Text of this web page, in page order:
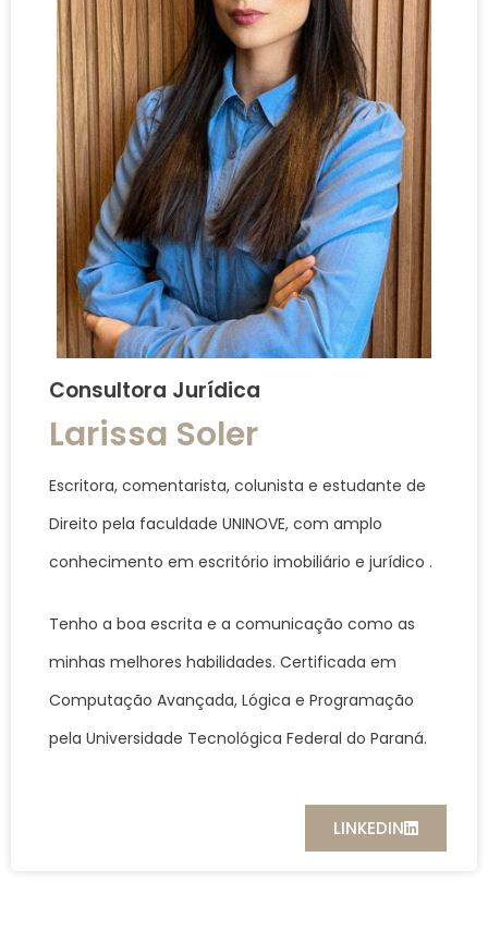
Consultora Jurídica
Larissa Soler
Escritora, comentarista, colunista e estudante de
Direito pela faculdade UNINOVE, com amplo
conhecimento em escritório imobiliário e jurídico .
Tenho a boa escrita e a comunicação como as
minhas melhores habilidades. Certificada em
Computação Avançada, Lógica e Programação
pela Universidade Tecnológica Federal do Paraná.
LINKEDIN